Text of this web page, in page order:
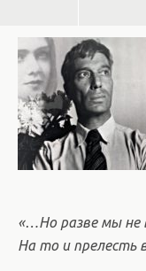
«…Но разве мы не
На то и